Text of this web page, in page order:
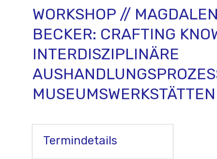
WORKSHOP //
BECKER: CRAFTING
INTERDISZIPLINÄRE
MUSEUMSWERKSTÄTTEN
Termindetails